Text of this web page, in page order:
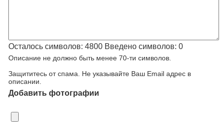
Осталось символов: 4800 Введено символов: 0
Описание не должно быть менее 70-ти символов.
Защититесь от спама. Не указывайте Ваш Email адрес в
описании.
Добавить фотографии